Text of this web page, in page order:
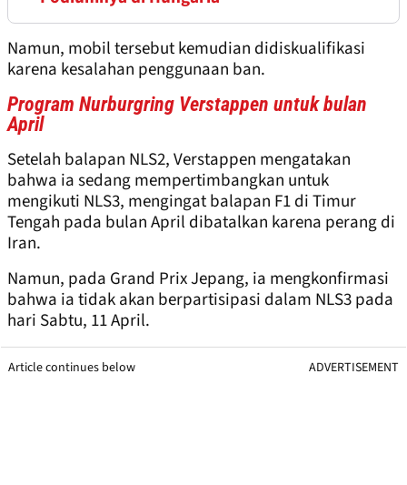
Namun, mobil tersebut kemudian didiskualifikasi
karena kesalahan penggunaan ban.
Program Nurburgring Verstappen untuk bulan
April
Setelah balapan NLS2, Verstappen mengatakan
bahwa ia sedang mempertimbangkan untuk
mengikuti NLS3, mengingat balapan F1 di Timur
Tengah pada bulan April dibatalkan karena perang di
Iran.
Namun, pada Grand Prix Jepang, ia mengkonfirmasi
bahwa ia tidak akan berpartisipasi dalam NLS3 pada
hari Sabtu, 11 April.
Article continues below ADVERTISEMENT